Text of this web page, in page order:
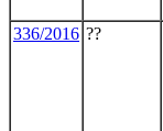
336/2016 ??